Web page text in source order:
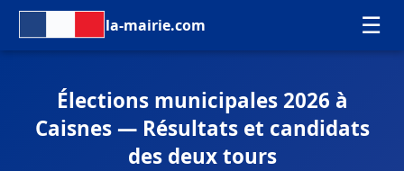
la-mairie.com ☰
Élections municipales 2026 à
Caisnes — Résultats et candidats
des deux tours